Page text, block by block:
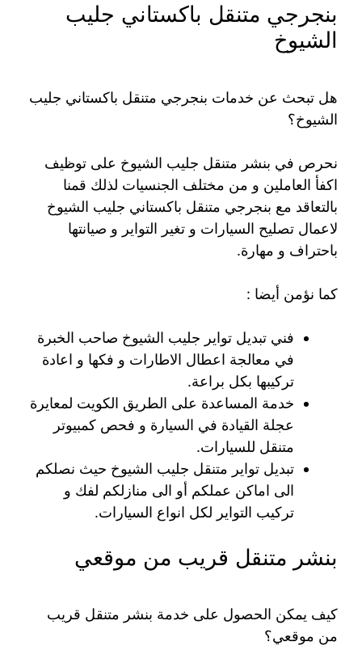
بنجرجي متنقل باكستاني جليب
الشيوخ
هل تبحث عن خدمات بنجرجي متنقل باكستاني جليب
الشيوخ؟
نحرص في بنشر متنقل جليب الشيوخ على توظيف
اكفأ العاملين و من مختلف الجنسيات لذلك قمنا
بالتعاقد مع بنجرجي متنقل باكستاني جليب الشيوخ
لاعمال تصليح السيارات و تغير التواير و صيانتها
باحتراف و مهارة.
كما نؤمن أيضا :
فني تبديل تواير جليب الشيوخ صاحب الخبرة
في معالجة اعطال الاطارات و فكها و اعادة
تركيبها بكل براعة.
خدمة المساعدة على الطريق الكويت لمعايرة
عجلة القيادة في السيارة و فحص كمبيوتر
متنقل للسيارات.
تبديل تواير متنقل جليب الشيوخ حيث نصلكم
الى اماكن عملكم أو الى منازلكم لفك و
تركيب التواير لكل انواع السيارات.
بنشر متنقل قريب من موقعي
كيف يمكن الحصول على خدمة بنشر متنقل قريب
من موقعي؟